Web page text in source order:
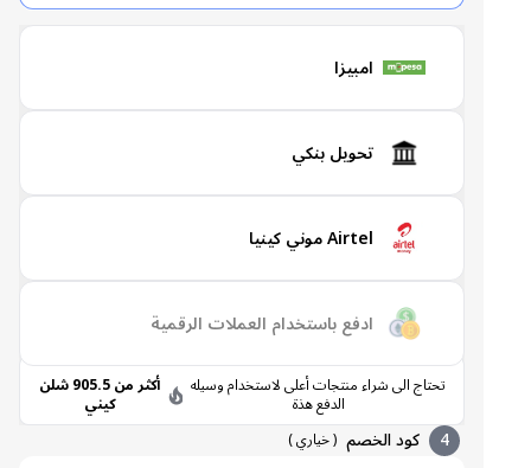
امبيزا
تحويل بنكي
Airtel موني كينيا
ادفع باستخدام العملات الرقمية
تحتاج الى شراء منتجات أعلى لاستخدام وسيله
الدفع هذة
أكثر من 905.5 شلن
كود الخصم (خياري )